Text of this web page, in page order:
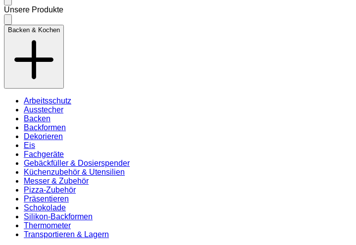
Unsere Produkte
Backen & Kochen
Arbeitsschutz
Ausstecher
Backen
Backformen
Dekorieren
Eis
Fachgeräte
Gebäckfüller & Dosierspender
Küchenzubehör & Utensilien
Messer & Zubehör
Pizza-Zubehör
Präsentieren
Schokolade
Silikon-Backformen
Thermometer
Transportieren & Lagern